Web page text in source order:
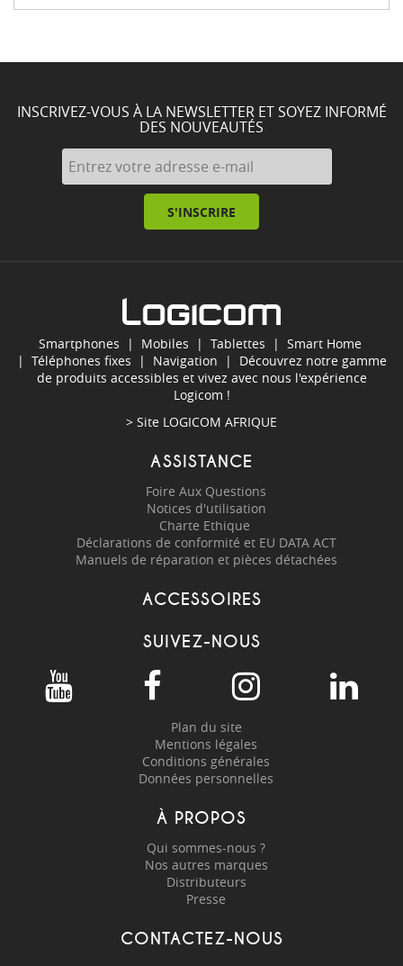
INSCRIVEZ-VOUS À LA NEWSLETTER ET SOYEZ INFORMÉ
DES NOUVEAUTÉS
S'INSCRIRE
Smartphones | Mobiles | Tablettes | Smart Home
| Téléphones fixes | Navigation | Découvrez notre gamme
de produits accessibles et vivez avec nous l'expérience
Logicom !
> Site LOGICOM AFRIQUE
ASSISTANCE
Foire Aux Questions
Notices d'utilisation
Charte Ethique
Déclarations de conformité et EU DATA ACT
Manuels de réparation et pièces détachées
ACCESSOIRES
SUIVEZ-NOUS
Plan du site
Mentions légales
Conditions générales
Données personnelles
À PROPOS
Qui sommes-nous ?
Nos autres marques
Distributeurs
Presse
CONTACTEZ-NOUS